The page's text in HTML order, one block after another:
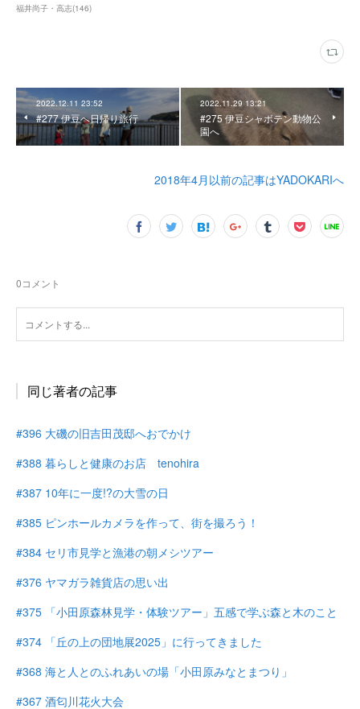
福井尚子・高志(146)
2022.12.11 23:52
#277 伊豆へ日帰り旅行
2022.11.29 13:21
#275 伊豆シャボテン動物公
園へ
2018年4月以前の記事はYADOKARIへ
0コメント
同じ著者の記事
#396 大磯の旧吉田茂邸へおでかけ
#388 暮らしと健康のお店 tenohira
#387 10年に一度!?の大雪の日
#385 ピンホールカメラを作って、街を撮ろう！
#384 セリ市見学と漁港の朝メシツアー
#376 ヤマガラ雑貨店の思い出
#375 「小田原森林見学・体験ツアー」五感で学ぶ森と木のこと
#374 「丘の上の団地展2025」に行ってきました
#368 海と人とのふれあいの場「小田原みなとまつり」
#367 酒匂川花火大会